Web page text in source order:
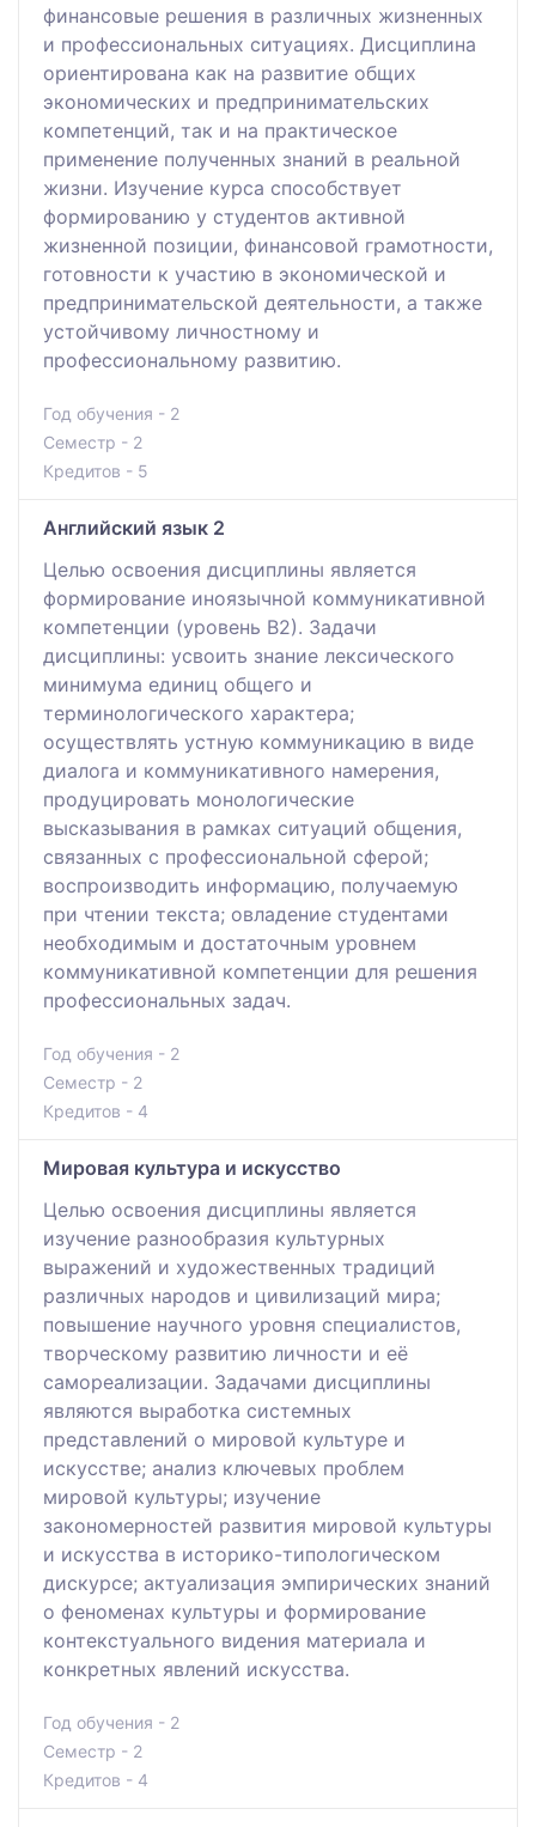
финансовые решения в различных жизненных
и профессиональных ситуациях. Дисциплина
ориентирована как на развитие общих
экономических и предпринимательских
компетенций, так и на практическое
применение полученных знаний в реальной
жизни. Изучение курса способствует
формированию у студентов активной
жизненной позиции, финансовой грамотности,
готовности к участию в экономической и
предпринимательской деятельности, а также
устойчивому личностному и
профессиональному развитию.
Год обучения - 2
Семестр - 2
Кредитов - 5
Английский язык 2
Целью освоения дисциплины является
формирование иноязычной коммуникативной
компетенции (уровень В2). Задачи
дисциплины: усвоить знание лексического
минимума единиц общего и
терминологического характера;
осуществлять устную коммуникацию в виде
диалога и коммуникативного намерения,
продуцировать монологические
высказывания в рамках ситуаций общения,
связанных с профессиональной сферой;
воспроизводить информацию, получаемую
при чтении текста; овладение студентами
необходимым и достаточным уровнем
коммуникативной компетенции для решения
профессиональных задач.
Год обучения - 2
Семестр - 2
Кредитов - 4
Мировая культура и искусство
Целью освоения дисциплины является
изучение разнообразия культурных
выражений и художественных традиций
различных народов и цивилизаций мира;
повышение научного уровня специалистов,
творческому развитию личности и её
самореализации. Задачами дисциплины
являются выработка системных
представлений о мировой культуре и
искусстве; анализ ключевых проблем
мировой культуры; изучение
закономерностей развития мировой культуры
и искусства в историко-типологическом
дискурсе; актуализация эмпирических знаний
о феноменах культуры и формирование
контекстуального видения материала и
конкретных явлений искусства.
Год обучения - 2
Семестр - 2
Кредитов - 4